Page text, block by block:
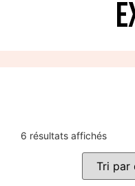
6 résultats affichés